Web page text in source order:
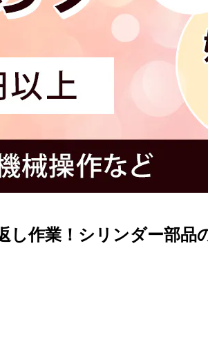
し作業！シリンダー部